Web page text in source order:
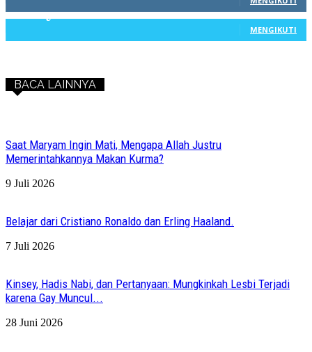
603 Pengikut
MENGIKUTI
BACA LAINNYA
Saat Maryam Ingin Mati, Mengapa Allah Justru
Memerintahkannya Makan Kurma?
9 Juli 2026
Belajar dari Cristiano Ronaldo dan Erling Haaland.
7 Juli 2026
Kinsey, Hadis Nabi, dan Pertanyaan: Mungkinkah Lesbi Terjadi
karena Gay Muncul...
28 Juni 2026